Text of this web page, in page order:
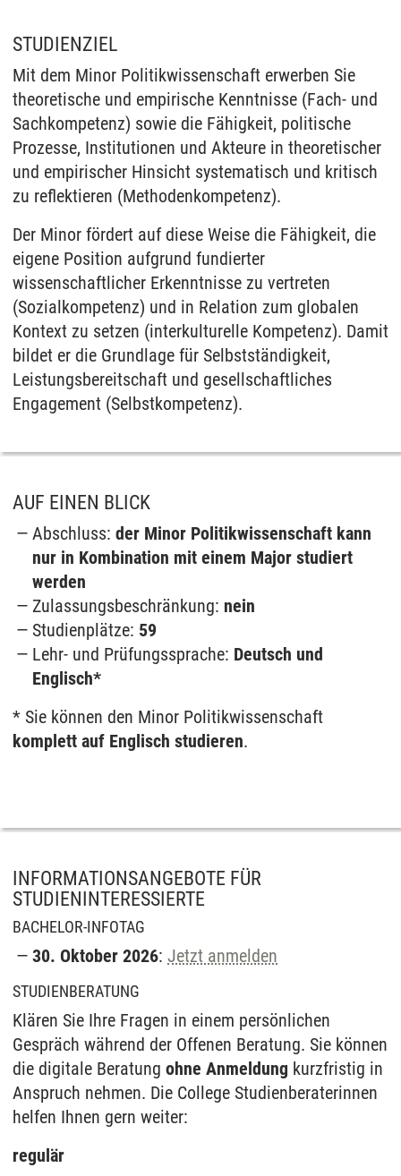
STUDIENZIEL
Mit dem Minor Politikwissenschaft erwerben Sie
theoretische und empirische Kenntnisse (Fach- und
Sachkompetenz) sowie die Fähigkeit, politische
Prozesse, Institutionen und Akteure in theoretischer
und empirischer Hinsicht systematisch und kritisch
zu reflektieren (Methodenkompetenz).
Der Minor fördert auf diese Weise die Fähigkeit, die
eigene Position aufgrund fundierter
wissenschaftlicher Erkenntnisse zu vertreten
(Sozialkompetenz) und in Relation zum globalen
Kontext zu setzen (interkulturelle Kompetenz). Damit
bildet er die Grundlage für Selbstständigkeit,
Leistungsbereitschaft und gesellschaftliches
Engagement (Selbstkompetenz).
AUF EINEN BLICK
Abschluss:der Minor Politikwissenschaft kann
nur in Kombination mit einem Major studiert
werden
Zulassungsbeschränkung: nein
Studienplätze: 59
Lehr- und Prüfungssprache: Deutsch und
Englisch*
* Sie können den Mi­nor Po­li­tik­wis­sen­schaft
komplett auf Englisch studieren.
INFORMATIONSANGEBOTE FÜR
STUDIENINTERESSIERTE
BACHELOR-INFOTAG
30. Oktober 2026:Jetzt anmelden
STUDIENBERATUNG
Klären Sie Ihre Fragen in einem persönlichen
Gespräch während der Offenen Beratung. Sie können
die digitale Beratung ohne Anmeldung kurzfristig in
Anspruch nehmen. Die College Studienberaterinnen
helfen Ihnen gern weiter:
regulär